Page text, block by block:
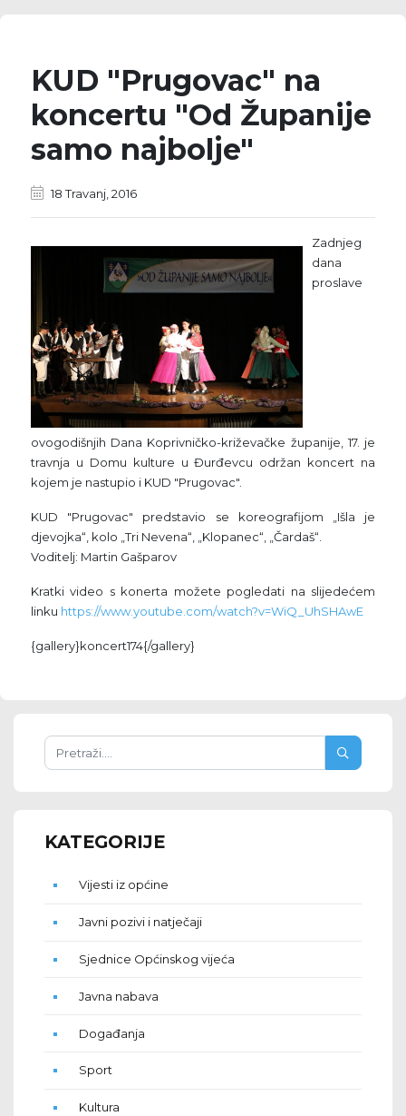
KUD "Prugovac" na
koncertu "Od Županije
samo najbolje"
18 Travanj, 2016
Zadnjeg
dana
proslave
ovogodišnjih Dana Koprivničko-križevačke županije, 17. je
travnja u Domu kulture u Đurđevcu održan koncert na
kojem je nastupio i KUD "Prugovac".
KUD "Prugovac" predstavio se koreografijom „Išla je
djevojka“, kolo „Tri Nevena“, „Klopanec“, „Čardaš“.
Voditelj: Martin Gašparov
Kratki video s konerta možete pogledati na slijedećem
linku https://www.youtube.com/watch?v=WiQ_UhSHAwE
{gallery}koncert174{/gallery}
KATEGORIJE
Vijesti iz općine
Javni pozivi i natječaji
Sjednice Općinskog vijeća
Javna nabava
Događanja
Sport
Kultura